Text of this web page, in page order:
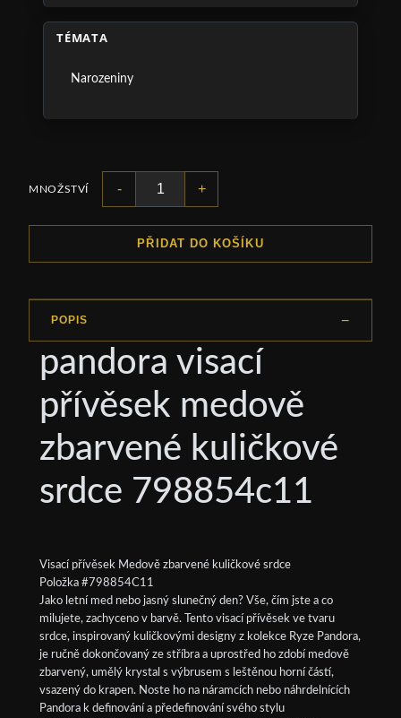
TÉMATA
Narozeniny
MNOŽSTVÍ - +
PŘIDAT DO KOŠÍKU
POPIS
pandora visací
přívěsek medově
zbarvené kuličkové
srdce 798854c11
Visací přívěsek Medově zbarvené kuličkové srdce
Položka #798854C11
Jako letní med nebo jasný slunečný den? Vše, čím jste a co
milujete, zachyceno v barvě. Tento visací přívěsek ve tvaru
srdce, inspirovaný kuličkovými designy z kolekce Ryze Pandora,
je ručně dokončovaný ze stříbra a uprostřed ho zdobí medově
zbarvený, umělý krystal s výbrusem s leštěnou horní částí,
vsazený do krapen. Noste ho na náramcích nebo náhrdelnících
Pandora k definování a předefinování svého stylu